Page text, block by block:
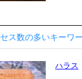
ス数の多いキーワ
ハラス